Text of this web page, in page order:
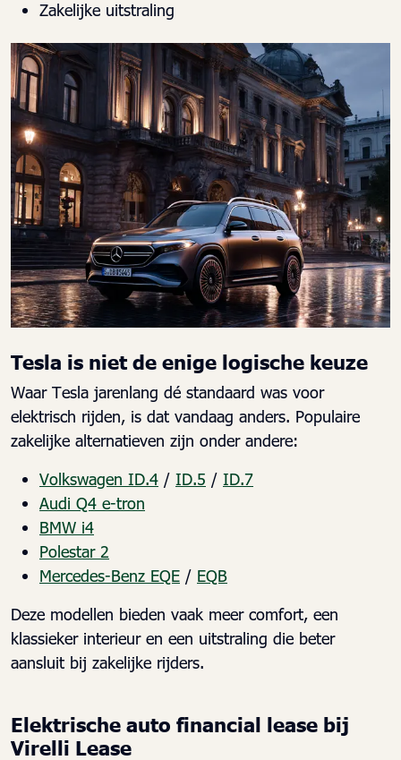
Zakelijke uitstraling
Tesla is niet de enige logische keuze
Waar Tesla jarenlang dé standaard was voor
elektrisch rijden, is dat vandaag anders. Populaire
zakelijke alternatieven zijn onder andere:
Volkswagen ID.4 / ID.5 / ID.7
Audi Q4 e-tron
BMW i4
Polestar 2
Mercedes-Benz EQE / EQB
Deze modellen bieden vaak meer comfort, een
klassieker interieur en een uitstraling die beter
aansluit bij zakelijke rijders.
Elektrische auto financial lease bij
Virelli Lease